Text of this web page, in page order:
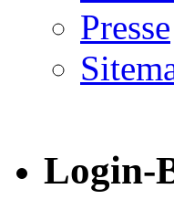
Presse
Login-